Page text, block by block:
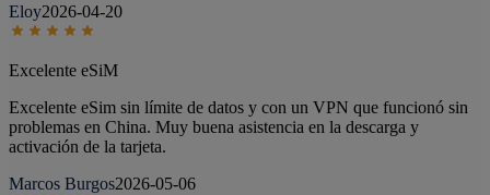
Eloy2026-04-20
Excelente eSiM
Excelente eSim sin límite de datos y con un VPN que funcionó sin
problemas en China. Muy buena asistencia en la descarga y
activación de la tarjeta.
Marcos Burgos2026-05-06